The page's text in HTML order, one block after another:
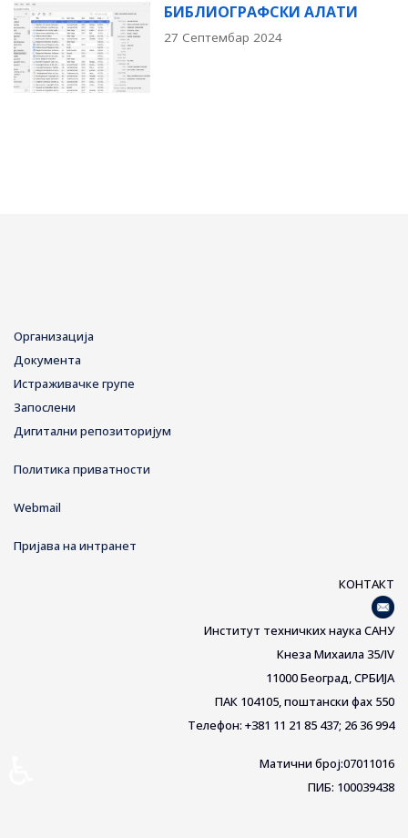
БИБЛИОГРАФСКИ АЛАТИ
27 Септембар 2024
Организација
Документа
Истраживачке групе
Запослени
Дигитални репозиторијум
Политика приватности
Webmail
Пријава на интранет
КОНТАКТ
Институт техничких наука САНУ
Кнеза Михаила 35/IV
11000 Београд, СРБИЈА
ПАК 104105, поштански фах 550
Телефон: +381 11 21 85 437; 26 36 994
Матични број:07011016
ПИБ: 100039438